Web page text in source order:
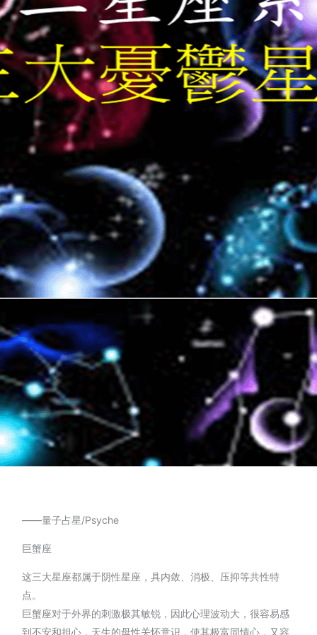
——量子占星/Psyche
巨蟹座
这三大星座都属于阴性星座，具内敛、消极、压抑等共性特
点。
巨蟹座对于外界的刺激极其敏锐，因此心理波动大，很容易感
到不安和担心，天生的母性关怀意识，使其极富同情心，又容